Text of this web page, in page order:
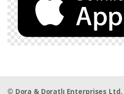
© Dora & Doratlı Enterprises Ltd.